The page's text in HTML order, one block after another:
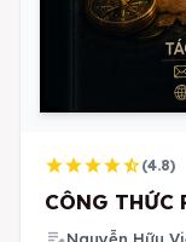
starstarstarstarstar_half(4.8)
CÔNG THỨC